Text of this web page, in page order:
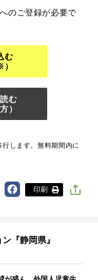
のご登録が必要で
む
む
）
します。無料期間内に
印刷
『静岡県』